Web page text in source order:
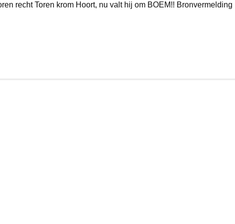
recht Toren krom Hoort, nu valt hij om BOEM!! Bronvermelding